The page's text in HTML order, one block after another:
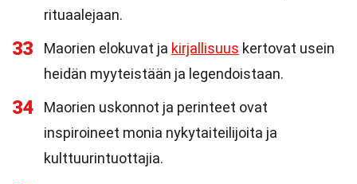
rituaalejaan.
33 Maorien elokuvat ja kirjallisuus kertovat usein
heidän myyteistään ja legendoistaan.
34
Maorien uskonnot ja perinteet ovat
inspiroineet monia nykytaiteilijoita ja
kulttuurintuottajia.